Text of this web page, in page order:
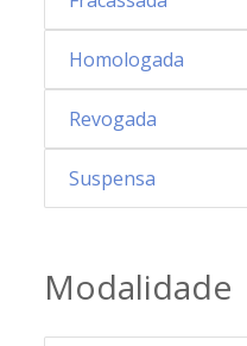
Homologada
Revogada
Suspensa
Modalidade